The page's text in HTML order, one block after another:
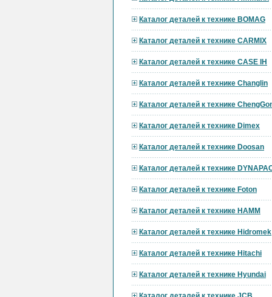
Каталог деталей к технике BOMAG
Каталог деталей к технике CARMIX
Каталог деталей к технике CASE IH
Каталог деталей к технике Changlin
Каталог деталей к технике
Каталог деталей к технике Dimex
Каталог деталей к технике Doosan
Каталог деталей к технике
Каталог деталей к технике Foton
Каталог деталей к технике HAMM
Каталог деталей к технике Hidromek
Каталог деталей к технике Hitachi
Каталог деталей к технике Hyundai